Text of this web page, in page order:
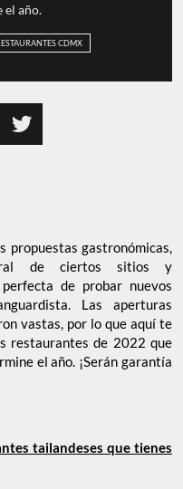
el año.
CDMX
propuestas gastronómicas,
de ciertos sitios y
de probar nuevos
Las aperturas
vastas, por lo que aquí te
restaurantes de 2022 que
el año. ¡Serán garantía
tailandeses que tienes